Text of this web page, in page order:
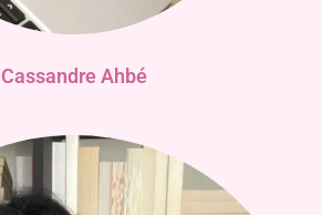
Cassandre Ahbé